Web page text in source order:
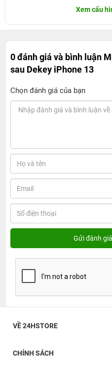
Xem cấu
0 đánh giá và bình luận
sau Dekey iPhone 13
Chọn đánh giá của bạn
VỀ 24HSTORE
CHÍNH SÁCH